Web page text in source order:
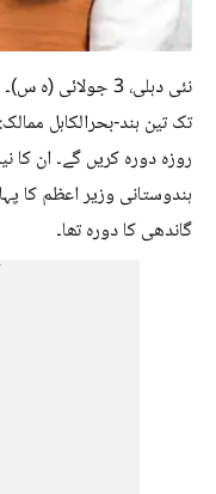
تک تین ہند-بحرالکاہل
گاندھی کا دورہ تھا۔